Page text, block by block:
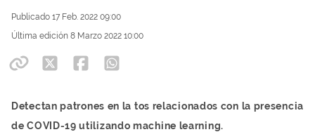
Publicado 17 Feb. 2022 09:00
Última edición 8 Marzo 2022 10:00
Detectan patrones en la tos relacionados con la presencia
de COVID-19 utilizando machine learning.